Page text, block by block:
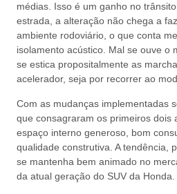
médias. Isso é um ganho no
estrada, a alteração não chega a
ambiente rodoviário, o que conta
isolamento acústico. Mal se ouve o
se estica propositalmente as
acelerador, seja por recorrer ao
Com as mudanças implementadas
que consagraram os primeiros dois
espaço interno generoso, bom
qualidade construtiva. A tendência,
se mantenha bem animado no
da atual geração do SUV da Honda.